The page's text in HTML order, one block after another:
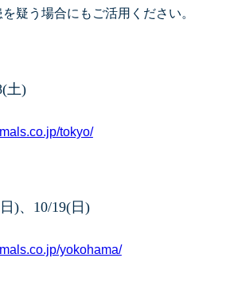
疑う場合にもご活用ください。
土)
tokyo/
)、10/19(日)
yokohama/